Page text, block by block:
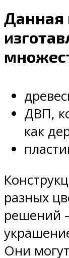
Данная
ДВП,
как
разных
решений
Они